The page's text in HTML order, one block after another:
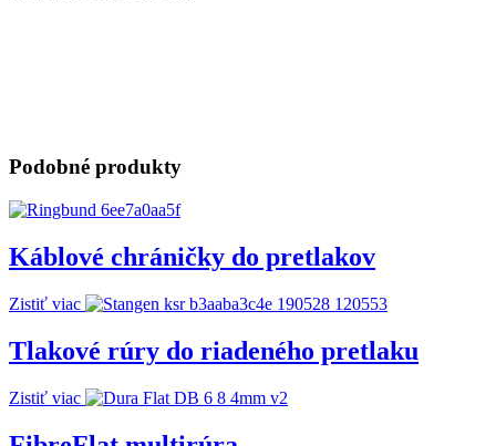
Podobné produkty
Káblové chráničky do pretlakov
Zistiť viac
Tlakové rúry do riadeného pretlaku
Zistiť viac